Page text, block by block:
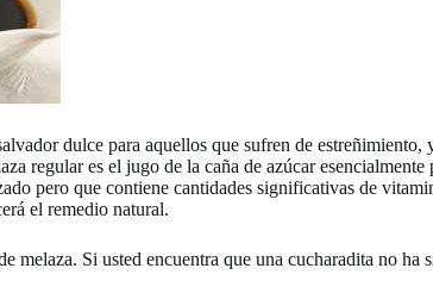
dulce para aquellos que sufren de
regular es el jugo de la caña de azúcar
pero que contiene cantidades significativas de
el remedio natural.
melaza. Si usted encuentra que una cucharadita no